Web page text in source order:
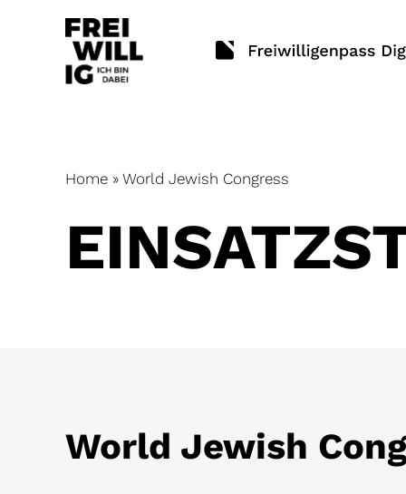
Home » World Jewish Congress
World Jewish